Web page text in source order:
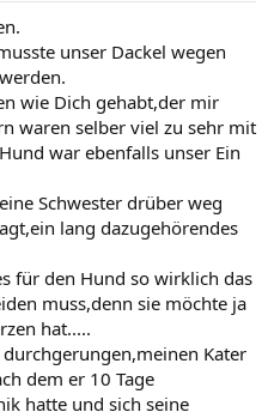
unser Dackel wegen
wie Dich gehabt,der mir
waren selber viel zu sehr mit
war ebenfalls unser Ein
Schwester drüber weg
lang dazugehörendes
für den Hund so wirklich das
muss,denn sie möchte ja
hat.....
Kater
dem er 10 Tage
hatte und sich seine